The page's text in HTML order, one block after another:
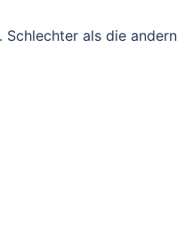
Schlechter als die